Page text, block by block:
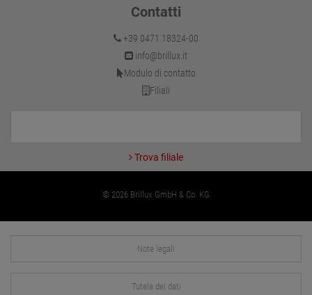
Contatti
+39 0471 18324-00
info@brillux.it
Modulo di contatto
Filiali
Trova filiale
© 2026 Brillux GmbH & Co. KG
Note legali
Tutela dei dati